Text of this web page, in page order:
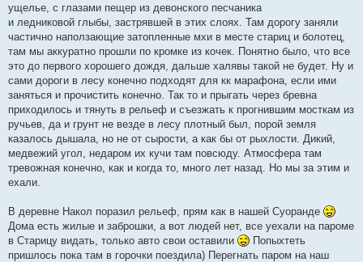
ущелье, с глазами пещер из девонского песчаника
и ледниковой глыбы, застрявшей в этих слоях. Там дорогу заняли
частично наползающие затопленные мхи в месте стариц и болотец,
там мы аккуратно прошли по кромке из кочек. Понятно было, что все
это до первого хорошего дождя, дальше халявы такой не будет. Ну и
сами дороги в лесу конечно подходят для кк марафона, если ими
заняться и прочистить конечно. Так то и прыгать через бревна
приходилось и тянуть в рельеф и съезжать к прогнившим мосткам из
ручьев, да и грунт не везде в лесу плотный был, порой земля
казалось дышала, но не от сырости, а как бы от рыхлости. Дикий,
медвежий угол, недаром их кучи там повсюду. Атмосфера там
тревожная конечно, как и когда то, много лет назад. Но мы за этим и
ехали.
В деревне Накол поразил рельеф, прям как в нашей Суоранде
Дома есть жилые и заброшки, а вот людей нет, все уехали на пароме
в Старицу видать, только авто свои оставили
Попыхтеть
пришлось пока там в горочки поездила) Перегнать паром на наш